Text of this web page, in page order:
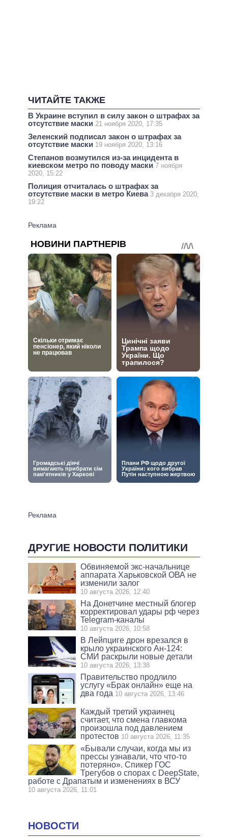
ЧИТАЙТЕ ТАКЖЕ
В Украине вступил в силу закон о штрафах за
отсутствие маски 21 ноября 2020, 17:35
Зеленский подписал закон о штрафах за
отсутствие маски 19 ноября 2020, 13:16
Степанов возмутился из-за инцидента в
киевском метро по поводу маски 7 ноября
2020, 15:22
Полиция отчиталась о штрафах за
отсутствие маски в метро Киева 3 декабря 2020,
19:22
ДРУГИЕ НОВОСТИ ПОЛИТИКИ
Обвиняемой экс-начальнице
аппарата Харьковской ОВА не
изменили залог
10 августа 2026, 12:40
На Донетчине местный блогер
корректировал удары рф через
Telegram-каналы
10 августа 2026, 10:58
В Лейпциге дрон врезался в
крыло украинского Ан-124:
СМИ раскрыли новые детали
10 августа 2026, 13:38
Правительство продлило
услугу «Брак онлайн» еще на
два года 10 августа 2026, 13:46
Каждый третий украинец
считает, что смена главкома
произошла под давлением
протестов 10 августа 2026, 11:35
«Бывали случаи, когда мы из
прессы узнавали, что что-то
потеряно». Спикер ГОС
Трегубов о спорах с DeepState,
работе с Драпатым и изменениях в ВСУ
10 августа 2026, 11:01
НОВОСТИ